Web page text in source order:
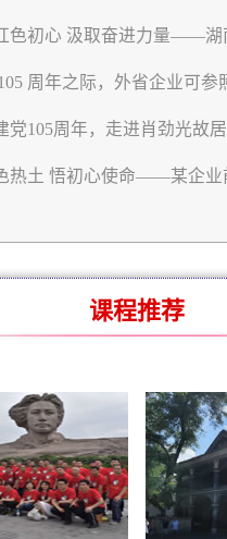
色初心 汲取奋进力量——湖
周年之际，外省企业可参
党105周年，走进肖劲光故
热土 悟初心使命——某企业
课程推荐